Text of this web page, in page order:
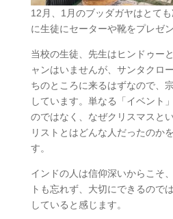
12月、1月のブッダガヤはとて
に生徒にセーターや靴をプレゼン
当校の生徒、先生はヒンドゥー
ャンはいませんが、サンタクロ
ちのところに来るはずなので、
しています。単なる「イベント
のではなく、なぜクリスマスと
リストとはどんな人だったのか
す。
インドの人は信仰深いからこそ
トも忘れず、大切にできるので
していると感じます。